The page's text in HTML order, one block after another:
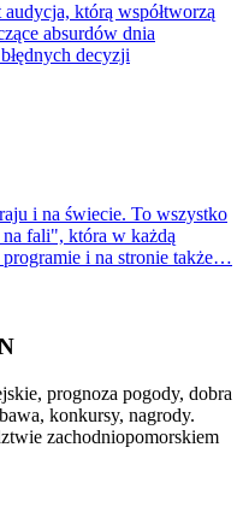
którą współtworzą
absurdów dnia
decyzji
i na świecie. To wszystko
fali", która w każdą
i na stronie także…
prognoza pogody, dobra
konkursy, nagrody.
zachodniopomorskiem